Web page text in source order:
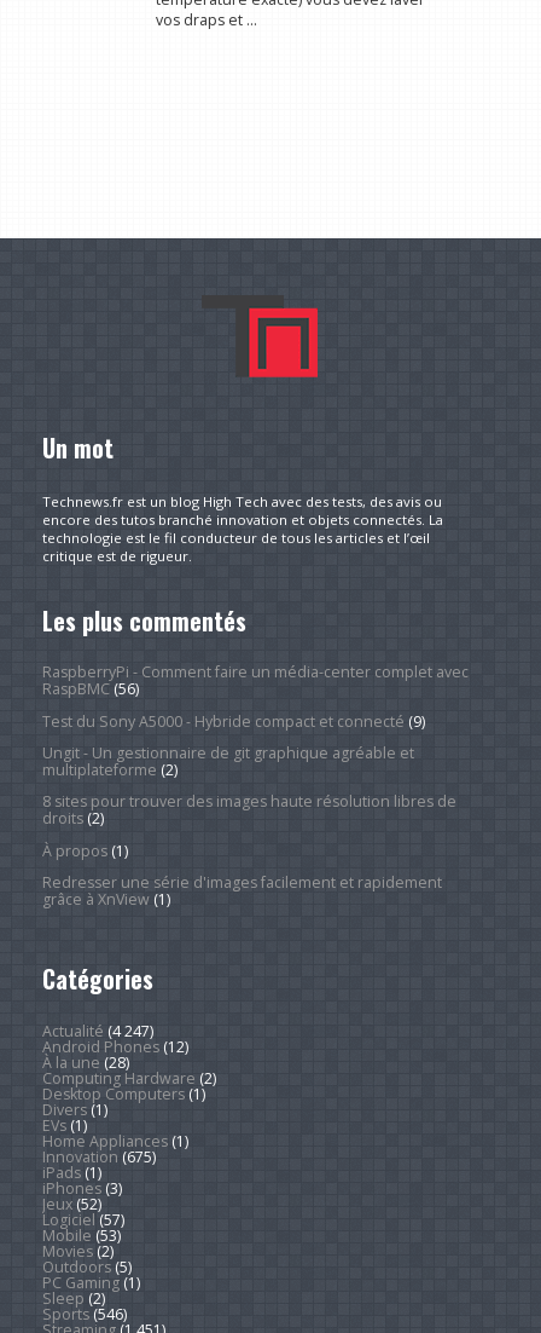
vos draps et ...
Un mot
Technews.fr est un blog High Tech avec des tests, des avis ou
encore des tutos branché innovation et objets connectés. La
technologie est le fil conducteur de tous les articles et l’œil
critique est de rigueur.
Les plus commentés
RaspberryPi - Comment faire un média-center complet avec
RaspBMC(56)
Test du Sony A5000 - Hybride compact et connecté (9)
Ungit - Un gestionnaire de git graphique agréable et
multiplateforme (2)
8 sites pour trouver des images haute résolution libres de
droits(2)
À propos(1)
Redresser une série d'images facilement et rapidement
grâce à XnView(1)
Catégories
Actualité (4 247)
Android Phones(12)
À la une (28)
Computing Hardware (2)
Desktop Computers(1)
Divers(1)
EVs(1)
Home Appliances(1)
Innovation (675)
iPads(1)
iPhones(3)
Jeux(52)
Logiciel (57)
Mobile (53)
Movies(2)
Outdoors(5)
PC Gaming(1)
Sleep (2)
Sports(546)